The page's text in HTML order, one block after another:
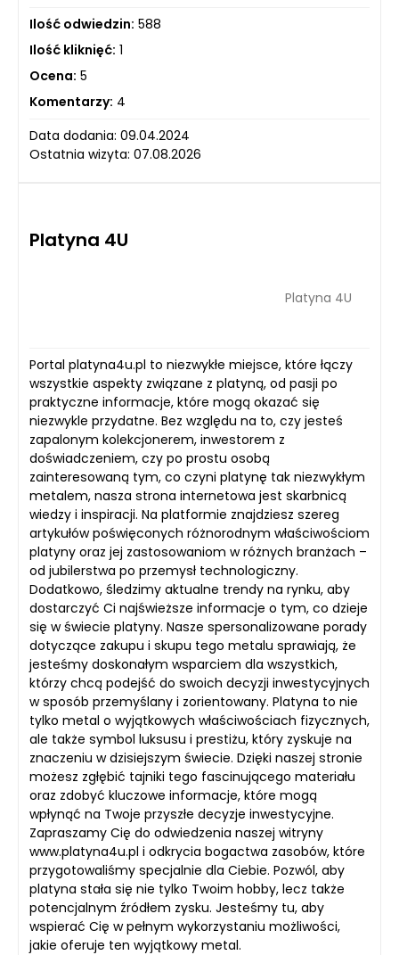
Ilość odwiedzin: 588
Ilość kliknięć: 1
Ocena: 5
Komentarzy: 4
Data dodania: 09.04.2024
Ostatnia wizyta: 07.08.2026
Platyna 4U
Platyna 4U
Portal platyna4u.pl to niezwykłe miejsce, które łączy
wszystkie aspekty związane z platyną, od pasji po
praktyczne informacje, które mogą okazać się
niezwykle przydatne. Bez względu na to, czy jesteś
zapalonym kolekcjonerem, inwestorem z
doświadczeniem, czy po prostu osobą
zainteresowaną tym, co czyni platynę tak niezwykłym
metalem, nasza strona internetowa jest skarbnicą
wiedzy i inspiracji. Na platformie znajdziesz szereg
artykułów poświęconych różnorodnym właściwościom
platyny oraz jej zastosowaniom w różnych branżach –
od jubilerstwa po przemysł technologiczny.
Dodatkowo, śledzimy aktualne trendy na rynku, aby
dostarczyć Ci najświeższe informacje o tym, co dzieje
się w świecie platyny. Nasze spersonalizowane porady
dotyczące zakupu i skupu tego metalu sprawiają, że
jesteśmy doskonałym wsparciem dla wszystkich,
którzy chcą podejść do swoich decyzji inwestycyjnych
w sposób przemyślany i zorientowany. Platyna to nie
tylko metal o wyjątkowych właściwościach fizycznych,
ale także symbol luksusu i prestiżu, który zyskuje na
znaczeniu w dzisiejszym świecie. Dzięki naszej stronie
możesz zgłębić tajniki tego fascinującego materiału
oraz zdobyć kluczowe informacje, które mogą
wpłynąć na Twoje przyszłe decyzje inwestycyjne.
Zapraszamy Cię do odwiedzenia naszej witryny
www.platyna4u.pl i odkrycia bogactwa zasobów, które
przygotowaliśmy specjalnie dla Ciebie. Pozwól, aby
platyna stała się nie tylko Twoim hobby, lecz także
potencjalnym źródłem zysku. Jesteśmy tu, aby
wspierać Cię w pełnym wykorzystaniu możliwości,
jakie oferuje ten wyjątkowy metal.